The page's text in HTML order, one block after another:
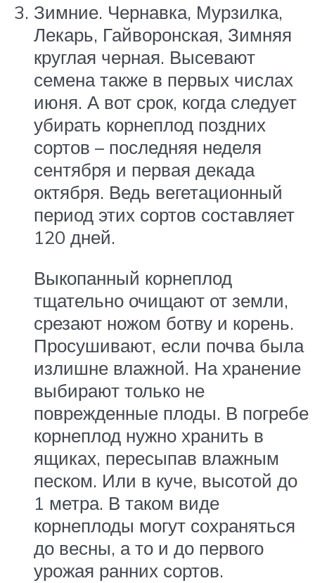
Зимние. Чернавка, Мурзилка,
Лекарь, Гайворонская, Зимняя
круглая черная. Высевают
семена также в первых числах
июня. А вот срок, когда следует
убирать корнеплод поздних
сортов – последняя неделя
сентября и первая декада
октября. Ведь вегетационный
период этих сортов составляет
120 дней.
Выкопанный корнеплод
тщательно очищают от земли,
срезают ножом ботву и корень.
Просушивают, если почва была
излишне влажной. На хранение
выбирают только не
поврежденные плоды. В погребе
корнеплод нужно хранить в
ящиках, пересыпав влажным
песком. Или в куче, высотой до
1 метра. В таком виде
корнеплоды могут сохраняться
до весны, а то и до первого
урожая ранних сортов.